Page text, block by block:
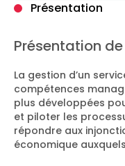
Présentation
Présentation
La gestion d’un
compétences
plus développées
et piloter les
répondre aux
économique